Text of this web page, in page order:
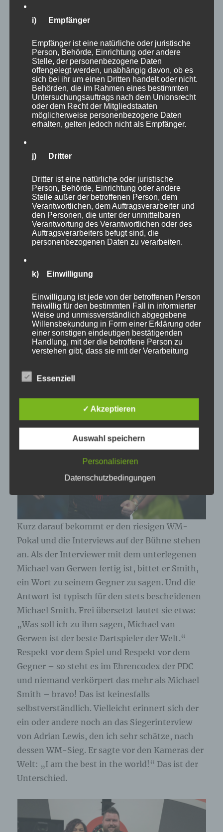
Weltmeister, der bis dahin ein grandioses
Turnier gespielt hatte. Sportlich war das Spiel
möchte ich noch zwei andere Aspekte
aufgreifen. Es sind so oft die kleinen
Geschichten am Rande, die uns wirklich die
Chance zur Selbstreflexion bieten.
Matchdart auf Doppel 8 – passt – der Bully Boy
ist Weltmeister – er reißt die Arme hoch, dreht
sich um und nimmt kurz die Gratulation seines
kein Halten mehr, er stürmt von der Bühne zu
seiner Familie, er wirft sich in die Arme seiner
Frau und seiner beiden Söhne. Es braucht keine
Worte, jeder in der Halle versteht, was Michael
Smith sagen möchte. Ihr seid das Wichtigste,
ohne euch hätte ich es nie geschafft.
Kurz darauf bekommt er den riesigen WM-
Pokal und die Interviews auf der Bühne stehen
an. Als der Interviewer mit dem unterlegenen
Michael van Gerwen fertig ist, bittet er Smith,
ein Wort zu seinem Gegner zu sagen. Und die
Antwort ist typisch für den stets bescheidenen
Michael Smith. Frei übersetzt lautet sie etwa:
„Was soll ich zu ihm sagen, Michael van
Gerwen ist der beste Dartspieler der Welt.“
Respekt vor dem Spiel und Respekt vor dem
Gegner – so steht es im Ehrencodex der PDC
und niemand verkörpert das mehr als Michael
Smith – bravo! Das ist keinesfalls
selbstverständlich. Vielleicht erinnert sich der
ein oder andere noch an das Siegerinterview
von Adrian Lewis, den ich sehr schätze, nach
dessen WM-Sieg. Er sagte vor den Kameras der
Welt: „I am the best in the world!“ Das ist der
Unterschied.
i) Empfänger
Empfänger ist eine natürliche oder juristische
Person, Behörde, Einrichtung oder andere
Stelle, der personenbezogene Daten
offengelegt werden, unabhängig davon, ob es
sich bei ihr um einen Dritten handelt oder nicht.
Behörden, die im Rahmen eines bestimmten
Untersuchungsauftrags nach dem Unionsrecht
oder dem Recht der Mitgliedstaaten
möglicherweise personenbezogene Daten
erhalten, gelten jedoch nicht als Empfänger.
j) Dritter
Dritter ist eine natürliche oder juristische
Person, Behörde, Einrichtung oder andere
Stelle außer der betroffenen Person, dem
Verantwortlichen, dem Auftragsverarbeiter und
den Personen, die unter der unmittelbaren
Verantwortung des Verantwortlichen oder des
Auftragsverarbeiters befugt sind, die
personenbezogenen Daten zu verarbeiten.
k) Einwilligung
Einwilligung ist jede von der betroffenen Person
freiwillig für den bestimmten Fall in informierter
Weise und unmissverständlich abgegebene
Willensbekundung in Form einer Erklärung oder
einer sonstigen eindeutigen bestätigenden
Handlung, mit der die betroffene Person zu
verstehen gibt, dass sie mit der Verarbeitung
Name und Anschrift des für die Verarbeitung
der Europäischen Union geltenden
Datenschutzgesetze und anderer Bestimmungen
mit datenschutzrechtlichem Charakter ist die:
Cookies / SessionStorage / LocalStorage
Die Internetseiten verwenden teilweise so
genannte Cookies, LocalStorage und
nutzerfreundlicher, effektiver und sicherer zu
machen. Local Storage und SessionStorage ist
eine Technologie, mit welcher ihr Browser Daten
auf Ihrem Computer oder mobilen Gerät
abspeichert. Cookies sind Textdateien, welche
über einen Internetbrowser auf einem
Computersystem abgelegt und gespeichert
LocalStorage und SessionStorage durch
entsprechende Einstellung in Ihrem Browser
Zahlreiche Internetseiten und Server verwenden
Cookies. Viele Cookies enthalten eine sogenannte
Cookie-ID. Eine Cookie-ID ist eine eindeutige
Kennung des Cookies. Sie besteht aus einer
Zeichenfolge, durch welche Internetseiten und
Server dem konkreten Internetbrowser zugeordnet
werden können, in dem das Cookie gespeichert
wurde. Dies ermöglicht es den besuchten
Internetseiten und Servern, den individuellen
Browser der betroffenen Person von anderen
Internetbrowsern, die andere Cookies enthalten,
zu unterscheiden. Ein bestimmter Internetbrowser
und identifiziert werden.
Durch den Einsatz von Cookies kann den Nutzern
Essenziell
✓ Akzeptieren
Auswahl speichern
Personalisieren
Datenschutzbedingungen